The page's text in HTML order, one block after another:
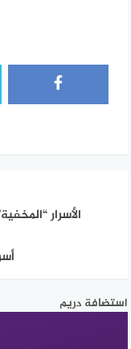
الأسرار
استضافة دريم